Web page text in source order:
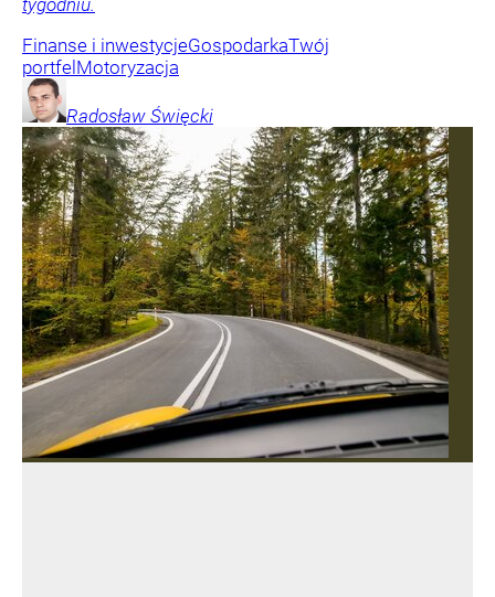
tygodniu.
Finanse i inwestycjeGospodarkaTwój
portfel Motoryzacja
Radosław Święcki